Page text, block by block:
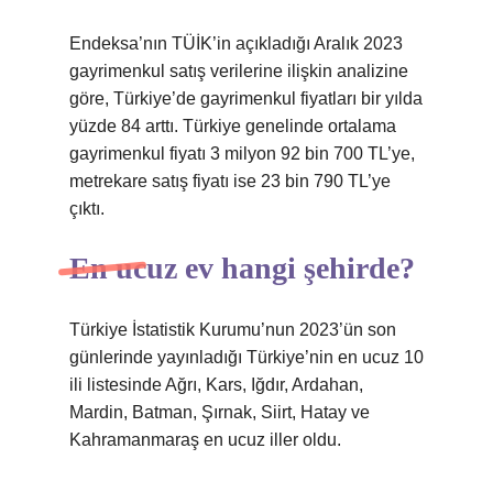
Endeksa’nın TÜİK’in açıkladığı Aralık 2023
gayrimenkul satış verilerine ilişkin analizine
göre, Türkiye’de gayrimenkul fiyatları bir yılda
yüzde 84 arttı. Türkiye genelinde ortalama
gayrimenkul fiyatı 3 milyon 92 bin 700 TL’ye,
metrekare satış fiyatı ise 23 bin 790 TL’ye
çıktı.
En ucuz ev hangi şehirde?
Türkiye İstatistik Kurumu’nun 2023’ün son
günlerinde yayınladığı Türkiye’nin en ucuz 10
ili listesinde Ağrı, Kars, Iğdır, Ardahan,
Mardin, Batman, Şırnak, Siirt, Hatay ve
Kahramanmaraş en ucuz iller oldu.